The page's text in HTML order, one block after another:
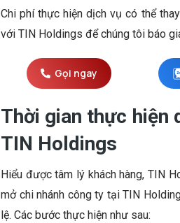
Chi phí thực hiện dịch vụ có thể
với TIN Holdings để chúng tôi báo
Gọi ngay
Thời gian thực hiện
TIN Holdings
Hiểu được tâm lý khách hàng, TIN
mở chi nhánh công ty tại TIN
lệ. Các bước thực hiện như sau: